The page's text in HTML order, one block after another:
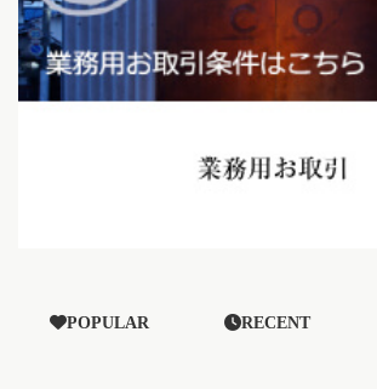
POPULAR RECENT